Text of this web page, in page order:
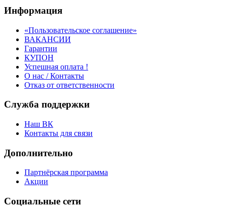
Информация
«Пользовательское соглашение»
ВАКАНСИИ
Гарантии
КУПОН
Успешная оплата !
О нас / Контакты
Отказ от ответственности
Служба поддержки
Наш ВК
Контакты для связи
Дополнительно
Партнёрская программа
Акции
Социальные сети